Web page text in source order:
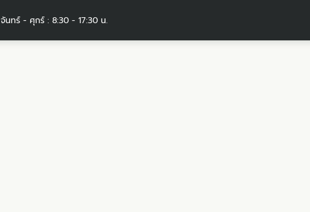
จันทร์ - ศุกร์ : 8:30 - 17:30 น.